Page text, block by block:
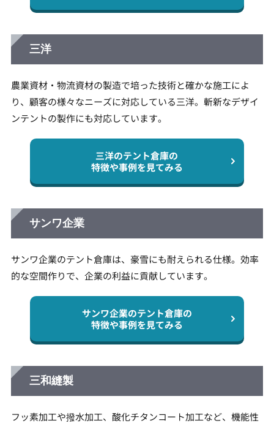
三洋
農業資材・物流資材の製造で培った技術と確かな施工によ
り、顧客の様々なニーズに対応している三洋。斬新なデザイ
ンテントの製作にも対応しています。
三洋のテント倉庫の
特徴や事例を見てみる
サンワ企業
サンワ企業のテント倉庫は、豪雪にも耐えられる仕様。効率
的な空間作りで、企業の利益に貢献しています。
サンワ企業のテント倉庫の
特徴や事例を見てみる
三和縫製
フッ素加工や撥水加工、酸化チタンコート加工など、機能性